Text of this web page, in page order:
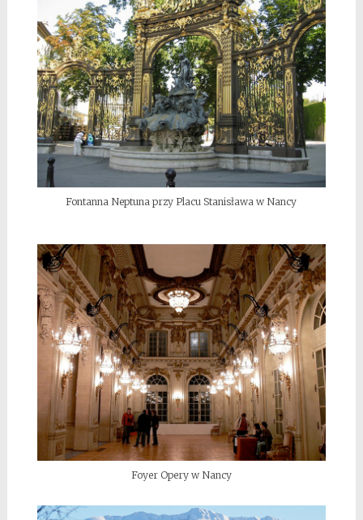
Fontanna Neptuna przy Placu Stanisława w Nancy
Foyer Opery w Nancy